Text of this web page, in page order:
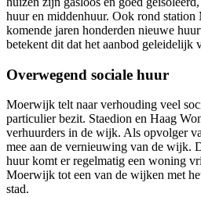
huur en middenhuur. Ook rond
komende jaren honderden nieuwe
betekent dit dat het aanbod geleidelijk
Overwegend sociale huur
Moerwijk telt naar verhouding veel
particulier bezit. Staedion en Haag
verhuurders in de wijk. Als opvolger
mee aan de vernieuwing van de wijk.
huur komt er regelmatig een woning
Moerwijk tot een van de wijken met
stad.